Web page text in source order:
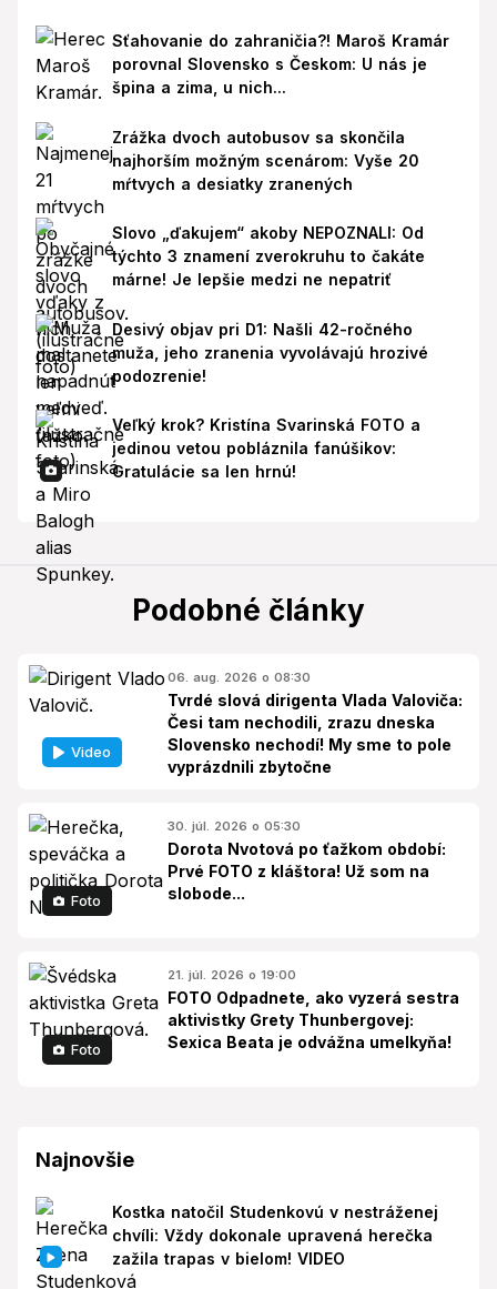
Sťahovanie do zahraničia?! Maroš Kramár
porovnal Slovensko s Českom: U nás je
špina a zima, u nich...
Zrážka dvoch autobusov sa skončila
najhorším možným scenárom: Vyše 20
mŕtvych a desiatky zranených
Slovo „ďakujem“ akoby NEPOZNALI: Od
týchto 3 znamení zverokruhu to čakáte
márne! Je lepšie medzi ne nepatriť
Desivý objav pri D1: Našli 42-ročného
muža, jeho zranenia vyvolávajú hrozivé
podozrenie!
Veľký krok? Kristína Svarinská FOTO a
jedinou vetou pobláznila fanúšikov:
Gratulácie sa len hrnú!
Podobné články
Video
06. aug. 2026 o 08:30
Tvrdé slová dirigenta Vlada Valoviča:
Česi tam nechodili, zrazu dneska
Slovensko nechodí! My sme to pole
vyprázdnili zbytočne
Foto
30. júl. 2026 o 05:30
Dorota Nvotová po ťažkom období:
Prvé FOTO z kláštora! Už som na
slobode...
Foto
21. júl. 2026 o 19:00
FOTO Odpadnete, ako vyzerá sestra
aktivistky Grety Thunbergovej:
Sexica Beata je odvážna umelkyňa!
Najnovšie
Kostka natočil Studenkovú v nestráženej
chvíli: Vždy dokonale upravená herečka
zažila trapas v bielom! VIDEO